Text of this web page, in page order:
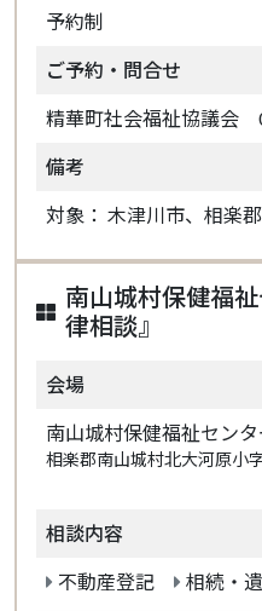
予約制
ご予約・問合せ
精華町社会福祉協議会
備考
対象： 木津川市、相楽
南山城村保健福
律相談』
会場
南山城村保健福祉センタ
相楽郡南山城村北大河原小
相談内容
不動産登記 相続・